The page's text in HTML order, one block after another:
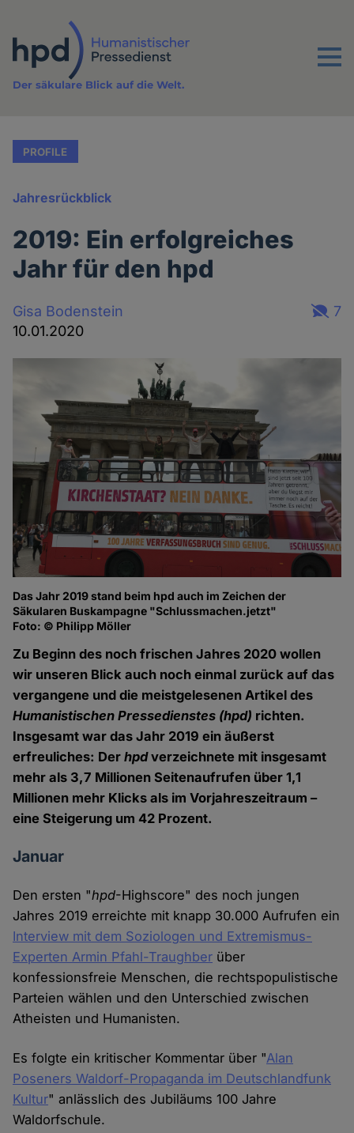
Inhalt
Menu
Der säkulare Blick auf die Welt.
PROFILE
Jahresrückblick
2019: Ein erfolgreiches
Jahr für den hpd
Gisa Bodenstein
10.01.2020
7
Das Jahr 2019 stand beim hpd auch im Zeichen der
Säkularen Buskampagne "Schlussmachen.jetzt"
Foto: © Philipp Möller
Zu Beginn des noch frischen Jahres 2020 wollen
wir unseren Blick auch noch einmal zurück auf das
vergangene und die meistgelesenen Artikel des
Humanistischen Pressedienstes (hpd) richten.
Insgesamt war das Jahr 2019 ein äußerst
erfreuliches: Derhpdverzeichnete mit insgesamt
mehr als 3,7 Millionen Seitenaufrufen über 1,1
Millionen mehr Klicks als im Vorjahreszeitraum –
eine Steigerung um 42 Prozent.
Januar
Den ersten "hpd-Highscore" des noch jungen
Jahres 2019 erreichte mit knapp 30.000 Aufrufen ein
Interview mit dem Soziologen und Extremismus-
Experten Armin Pfahl-Traughber über
konfessionsfreie Menschen, die rechtspopulistische
Parteien wählen und den Unterschied zwischen
Atheisten und Humanisten.
Es folgte ein kritischer Kommentar über "Alan
Poseners Waldorf-Propaganda im Deutschlandfunk
Kultur" anlässlich des Jubiläums 100 Jahre
Waldorfschule.